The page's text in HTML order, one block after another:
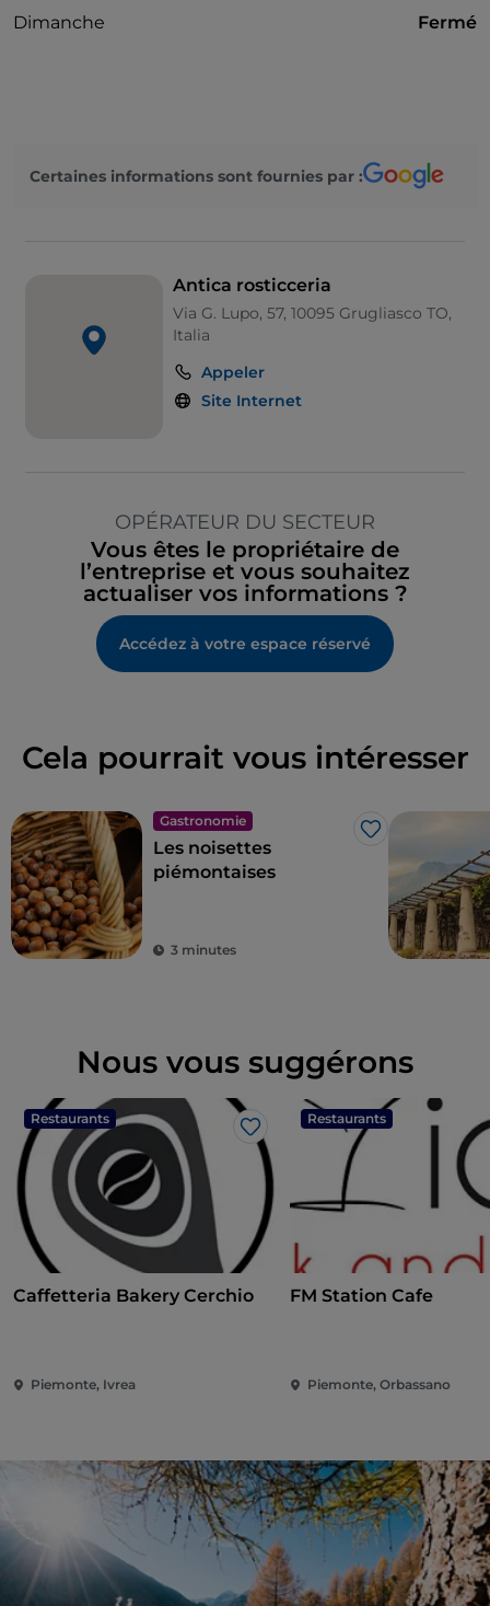
Dimanche
Fermé
Certaines informations sont fournies par :
Antica rosticceria
Via G. Lupo, 57, 10095 Grugliasco TO,
Italia
Appeler
Site Internet
OPÉRATEUR DU SECTEUR
Vous êtes le propriétaire de
l’entreprise et vous souhaitez
actualiser vos informations ?
Accédez à votre espace réservé
Cela pourrait vous intéresser
Gastronomie
J’aime
Les noisettes
piémontaises
3 minutes
Nous vous suggérons
Restaurants
J’aime
Caffetteria Bakery Cerchio
Piemonte, Ivrea
Restaurants
FM Station Cafe
Piemonte, Orbassano